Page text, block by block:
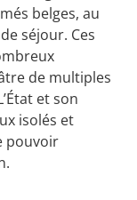
belges, au
séjour. Ces
de multiples
et son
isolés et
pouvoir